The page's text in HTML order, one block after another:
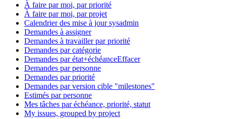
À faire par moi, par priorité
À faire par moi, par projet
Calendrier des mise à jour sysadmin
Demandes à assigner
Demandes à travailler par priorité
Demandes par catégorie
Demandes par état+échéanceEffacer
Demandes par personne
Demandes par priorité
Demandes par version cible "milestones"
Estimés par personne
Mes tâches par échéance, priorité, statut
My issues, grouped by project